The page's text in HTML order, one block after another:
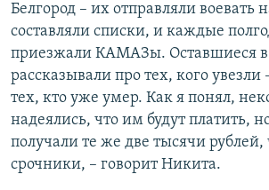
Белгород – их отправляли воевать
составляли списки, и каждые
приезжали КАМАЗы. Оставшиеся в
рассказывали про тех, кого увезли
тех, кто уже умер. Как я понял,
надеялись, что им будут платить,
получали те же две тысячи рублей,
срочники, – говорит Никита.